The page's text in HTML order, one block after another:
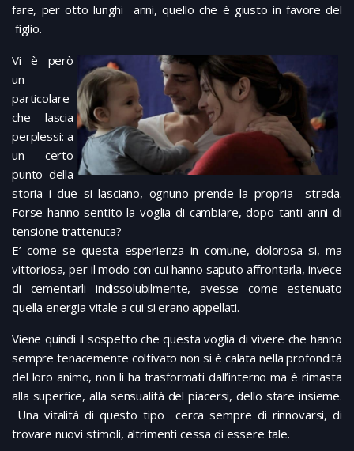
fare, per otto lunghi anni, quello che è giusto in favore del
figlio.
Vi è però
un
particolare
che lascia
perplessi: a
un certo
punto della
storia i due si lasciano, ognuno prende la propria strada.
Forse hanno sentito la voglia di cambiare, dopo tanti anni di
tensione trattenuta?
E’ come se questa esperienza in comune, dolorosa si, ma
vittoriosa, per il modo con cui hanno saputo affrontarla, invece
di cementarli indissolubilmente, avesse come estenuato
quella energia vitale a cui si erano appellati.
Viene quindi il sospetto che questa voglia di vivere che hanno
sempre tenacemente coltivato non si è calata nella profondità
del loro animo, non li ha trasformati dall’interno ma è rimasta
alla superfice, alla sensualità del piacersi, dello stare insieme.
Una vitalità di questo tipo cerca sempre di rinnovarsi, di
trovare nuovi stimoli, altrimenti cessa di essere tale.